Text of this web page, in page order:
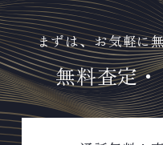
まずは、お気軽に
無料査定